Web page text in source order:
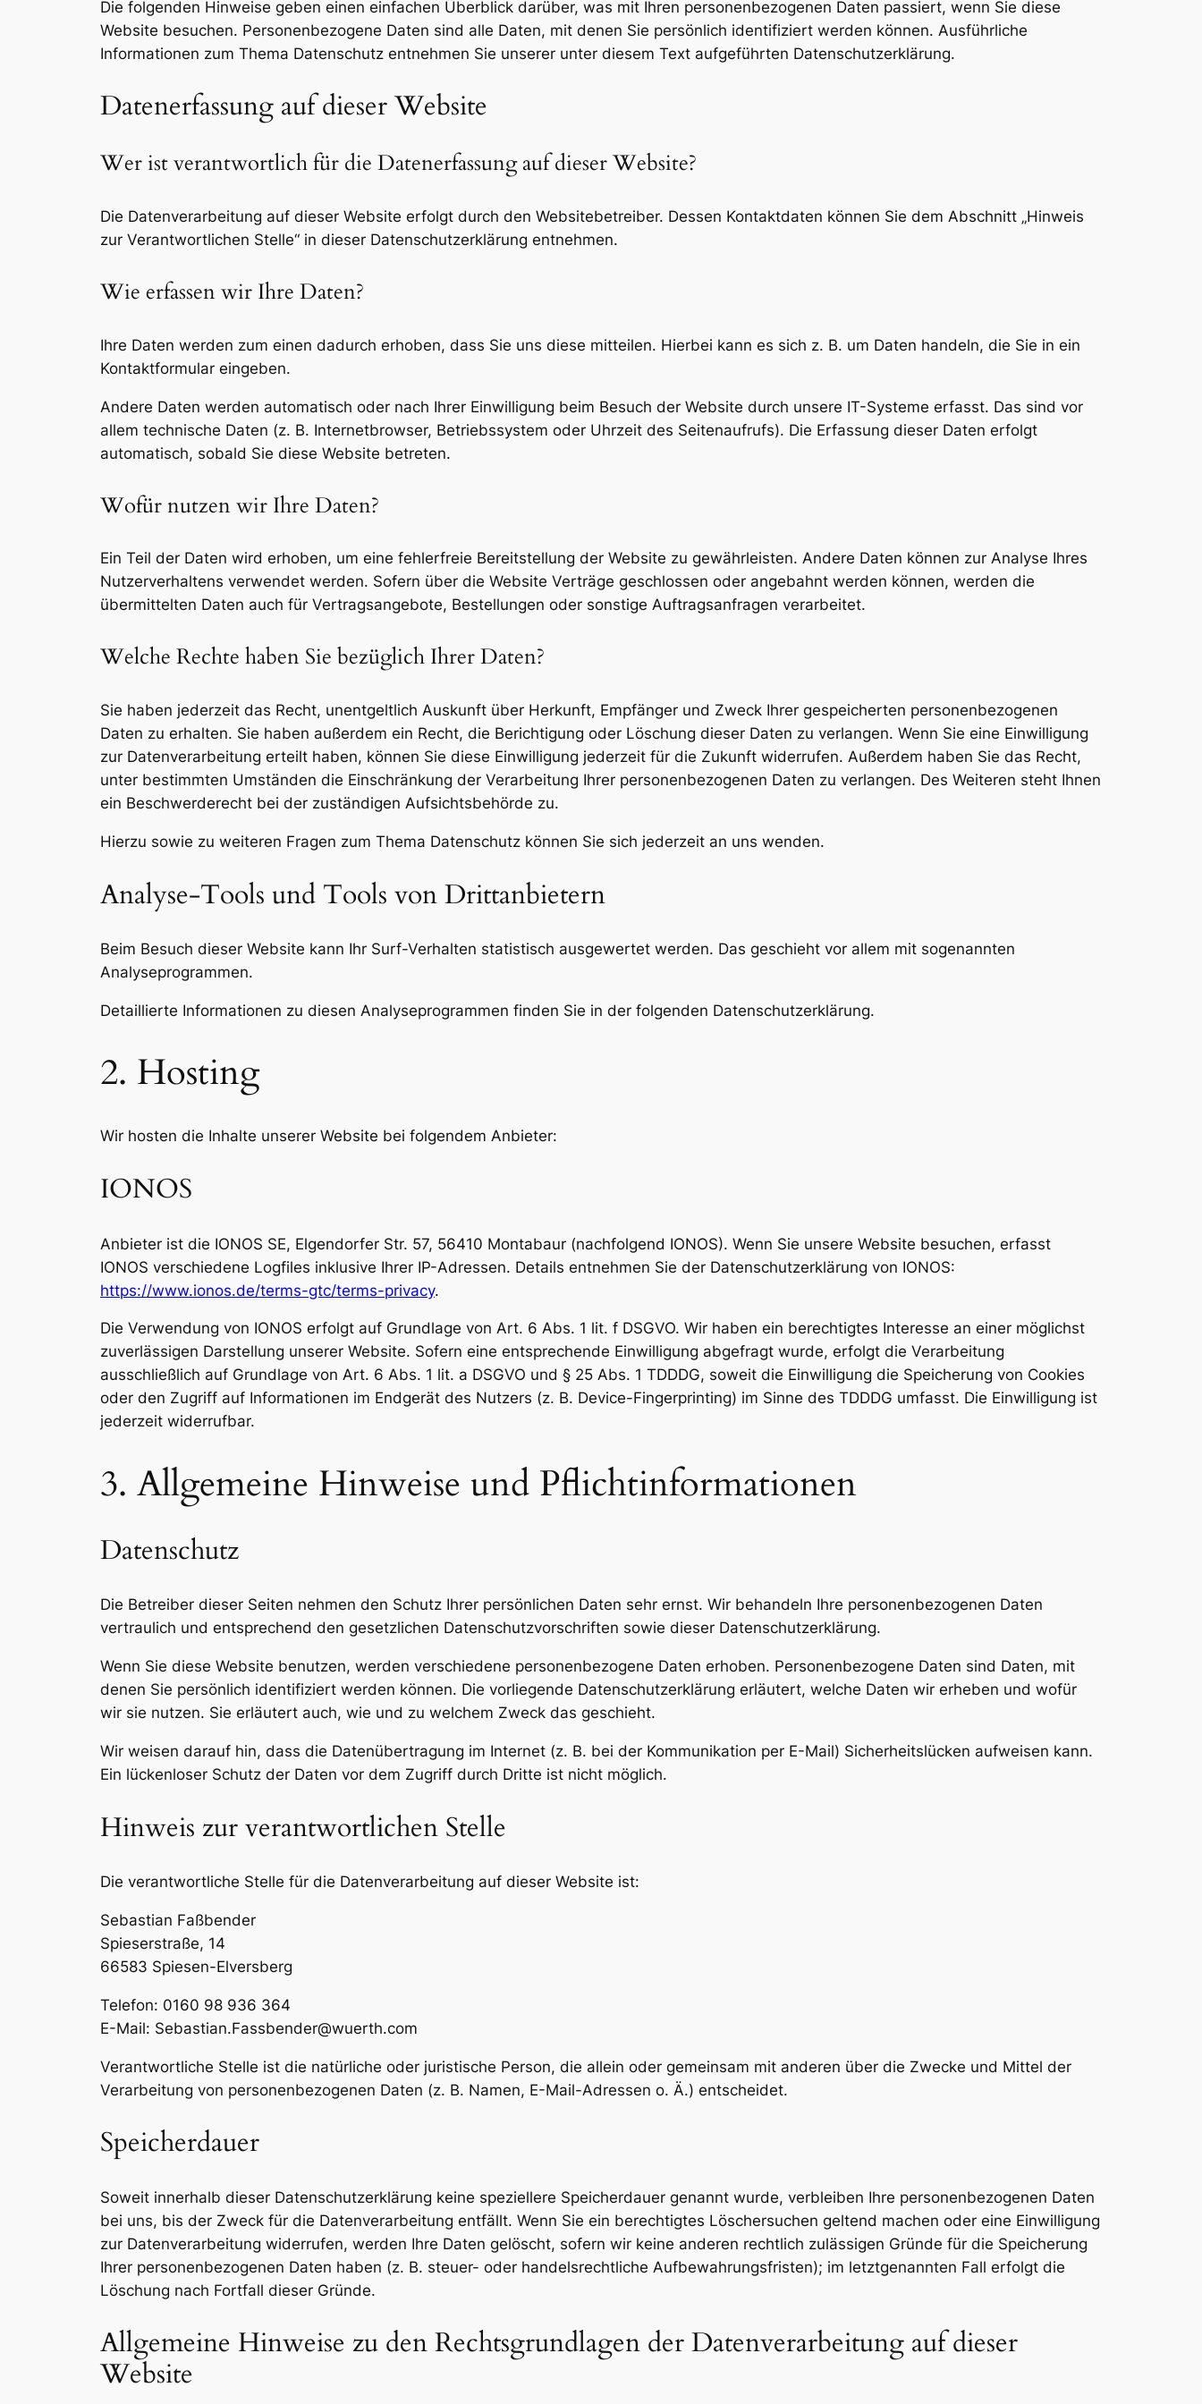
Die folgenden Hinweise geben einen einfachen Überblick darüber, was mit Ihren personenbezogenen Daten passiert, wenn Sie diese
Website besuchen. Personenbezogene Daten sind alle Daten, mit denen Sie persönlich identifiziert werden können. Ausführliche
Informationen zum Thema Datenschutz entnehmen Sie unserer unter diesem Text aufgeführten Datenschutzerklärung.
Datenerfassung auf dieser Website
Wer ist verantwortlich für die Datenerfassung auf dieser Website?
Die Datenverarbeitung auf dieser Website erfolgt durch den Websitebetreiber. Dessen Kontaktdaten können Sie dem Abschnitt „Hinweis
zur Verantwortlichen Stelle“ in dieser Datenschutzerklärung entnehmen.
Wie erfassen wir Ihre Daten?
Ihre Daten werden zum einen dadurch erhoben, dass Sie uns diese mitteilen. Hierbei kann es sich z. B. um Daten handeln, die Sie in ein
Kontaktformular eingeben.
Andere Daten werden automatisch oder nach Ihrer Einwilligung beim Besuch der Website durch unsere IT-Systeme erfasst. Das sind vor
allem technische Daten (z. B. Internetbrowser, Betriebssystem oder Uhrzeit des Seitenaufrufs). Die Erfassung dieser Daten erfolgt
automatisch, sobald Sie diese Website betreten.
Wofür nutzen wir Ihre Daten?
Ein Teil der Daten wird erhoben, um eine fehlerfreie Bereitstellung der Website zu gewährleisten. Andere Daten können zur Analyse Ihres
Nutzerverhaltens verwendet werden. Sofern über die Website Verträge geschlossen oder angebahnt werden können, werden die
übermittelten Daten auch für Vertragsangebote, Bestellungen oder sonstige Auftragsanfragen verarbeitet.
Welche Rechte haben Sie bezüglich Ihrer Daten?
Sie haben jederzeit das Recht, unentgeltlich Auskunft über Herkunft, Empfänger und Zweck Ihrer gespeicherten personenbezogenen
Daten zu erhalten. Sie haben außerdem ein Recht, die Berichtigung oder Löschung dieser Daten zu verlangen. Wenn Sie eine Einwilligung
zur Datenverarbeitung erteilt haben, können Sie diese Einwilligung jederzeit für die Zukunft widerrufen. Außerdem haben Sie das Recht,
unter bestimmten Umständen die Einschränkung der Verarbeitung Ihrer personenbezogenen Daten zu verlangen. Des Weiteren steht Ihnen
ein Beschwerderecht bei der zuständigen Aufsichtsbehörde zu.
Hierzu sowie zu weiteren Fragen zum Thema Datenschutz können Sie sich jederzeit an uns wenden.
Analyse-Tools und Tools von Dritt­anbietern
Beim Besuch dieser Website kann Ihr Surf-Verhalten statistisch ausgewertet werden. Das geschieht vor allem mit sogenannten
Analyseprogrammen.
Detaillierte Informationen zu diesen Analyseprogrammen finden Sie in der folgenden Datenschutzerklärung.
2. Hosting
Wir hosten die Inhalte unserer Website bei folgendem Anbieter:
IONOS
Anbieter ist die IONOS SE, Elgendorfer Str. 57, 56410 Montabaur (nachfolgend IONOS). Wenn Sie unsere Website besuchen, erfasst
IONOS verschiedene Logfiles inklusive Ihrer IP-Adressen. Details entnehmen Sie der Datenschutzerklärung von IONOS:
https://www.ionos.de/terms-gtc/terms-privacy.
Die Verwendung von IONOS erfolgt auf Grundlage von Art. 6 Abs. 1 lit. f DSGVO. Wir haben ein berechtigtes Interesse an einer möglichst
zuverlässigen Darstellung unserer Website. Sofern eine entsprechende Einwilligung abgefragt wurde, erfolgt die Verarbeitung
ausschließlich auf Grundlage von Art. 6 Abs. 1 lit. a DSGVO und § 25 Abs. 1 TDDDG, soweit die Einwilligung die Speicherung von Cookies
oder den Zugriff auf Informationen im Endgerät des Nutzers (z. B. Device-Fingerprinting) im Sinne des TDDDG umfasst. Die Einwilligung ist
jederzeit widerrufbar.
3. Allgemeine Hinweise und Pflicht­informationen
Datenschutz
Die Betreiber dieser Seiten nehmen den Schutz Ihrer persönlichen Daten sehr ernst. Wir behandeln Ihre personenbezogenen Daten
vertraulich und entsprechend den gesetzlichen Datenschutzvorschriften sowie dieser Datenschutzerklärung.
Wenn Sie diese Website benutzen, werden verschiedene personenbezogene Daten erhoben. Personenbezogene Daten sind Daten, mit
denen Sie persönlich identifiziert werden können. Die vorliegende Datenschutzerklärung erläutert, welche Daten wir erheben und wofür
wir sie nutzen. Sie erläutert auch, wie und zu welchem Zweck das geschieht.
Wir weisen darauf hin, dass die Datenübertragung im Internet (z. B. bei der Kommunikation per E-Mail) Sicherheitslücken aufweisen kann.
Ein lückenloser Schutz der Daten vor dem Zugriff durch Dritte ist nicht möglich.
Hinweis zur verantwortlichen Stelle
Die verantwortliche Stelle für die Datenverarbeitung auf dieser Website ist:
Sebastian Faßbender
Spieserstraße, 14
66583 Spiesen-Elversberg
Telefon: 0160 98 936 364
E-Mail: Sebastian.Fassbender@wuerth.com
Verantwortliche Stelle ist die natürliche oder juristische Person, die allein oder gemeinsam mit anderen über die Zwecke und Mittel der
Verarbeitung von personenbezogenen Daten (z. B. Namen, E-Mail-Adressen o. Ä.) entscheidet.
Speicherdauer
Soweit innerhalb dieser Datenschutzerklärung keine speziellere Speicherdauer genannt wurde, verbleiben Ihre personenbezogenen Daten
bei uns, bis der Zweck für die Datenverarbeitung entfällt. Wenn Sie ein berechtigtes Löschersuchen geltend machen oder eine Einwilligung
zur Datenverarbeitung widerrufen, werden Ihre Daten gelöscht, sofern wir keine anderen rechtlich zulässigen Gründe für die Speicherung
Ihrer personenbezogenen Daten haben (z. B. steuer- oder handelsrechtliche Aufbewahrungsfristen); im letztgenannten Fall erfolgt die
Löschung nach Fortfall dieser Gründe.
Allgemeine Hinweise zu den Rechtsgrundlagen der Datenverarbeitung auf dieser
Website